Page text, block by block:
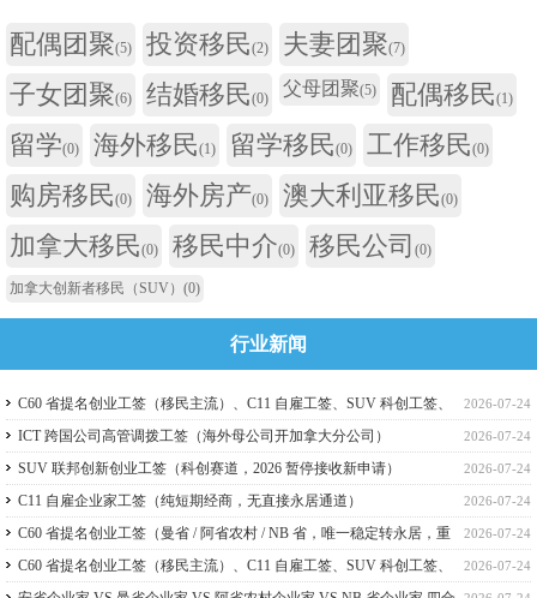
配偶团聚(5) 投资移民(2) 夫妻团聚(7)
子女团聚(6) 结婚移民(0) 父母团聚(5) 配偶移民(1)
留学(0) 海外移民(1) 留学移民(0) 工作移民(0)
购房移民(0) 海外房产(0) 澳大利亚移民(0)
加拿大移民(0) 移民中介(0) 移民公司 (0)
加拿大创新者移民（SUV） (0)
行业新闻
2026-07-24
C60 省提名创业工签（移民主流）、C11 自雇工签、SUV 科创工签、
ICT 跨国高管工签比较
2026-07-24
ICT 跨国公司高管调拨工签（海外母公司开加拿大分公司）
2026-07-24
SUV 联邦创新创业工签（科创赛道，2026 暂停接收新申请）
2026-07-24
C11 自雇企业家工签（纯短期经商，无直接永居通道）
2026-07-24
C60 省提名创业工签（曼省 / 阿省农村 / NB 省，唯一稳定转永居，重
点）
2026-07-24
C60 省提名创业工签（移民主流）、C11 自雇工签、SUV 科创工签、